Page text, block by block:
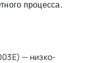
процесса.
— низко-